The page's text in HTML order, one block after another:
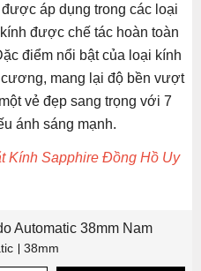
áp dụng trong các loại
được chế tác hoàn toàn
điểm nổi bật của loại kính
mang lại độ bền vượt
vẻ đẹp sang trọng với 7
ánh sáng mạnh.
Kính Sapphire Đồng Hồ Uy
Automatic 38mm Nam
38mm